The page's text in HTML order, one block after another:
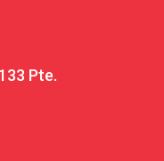
Pte.